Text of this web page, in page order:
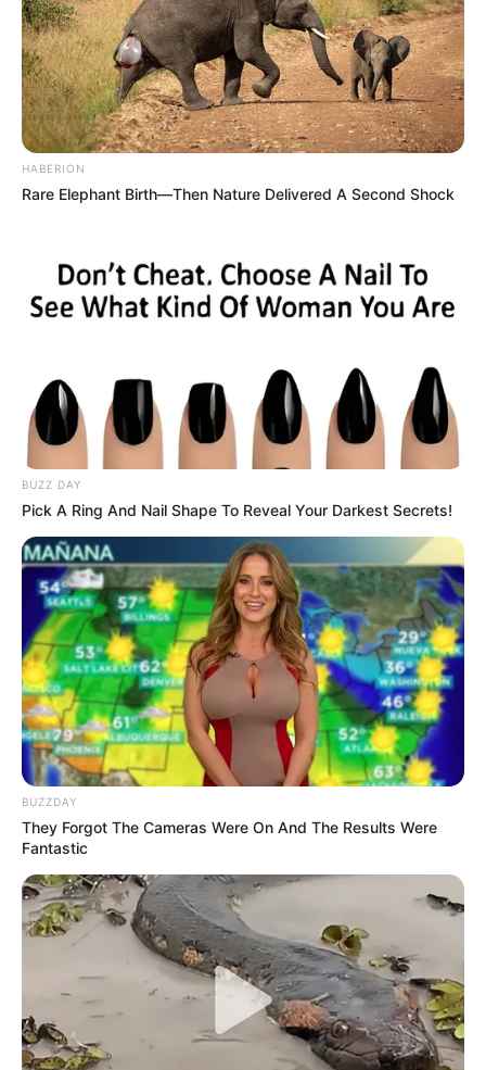
En una economía cada vez más digitalizada, las
económica, sino también acceso a un
ecosistema financiero diseñado para
consumidores de alto perfil.
HABERION
Rare Elephant Birth—Then Nature Delivered A Second Shock
BUZZ DAY
Pick A Ring And Nail Shape To Reveal Your Darkest Secrets!
BUZZDAY
They Forgot The Cameras Were On And The Results Were
Fantastic